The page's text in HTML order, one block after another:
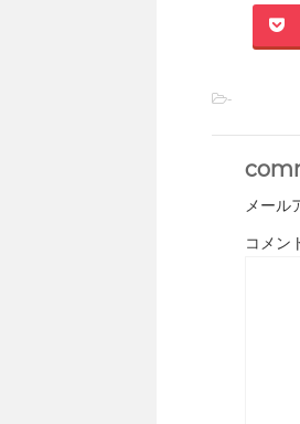
-
メール
コメン